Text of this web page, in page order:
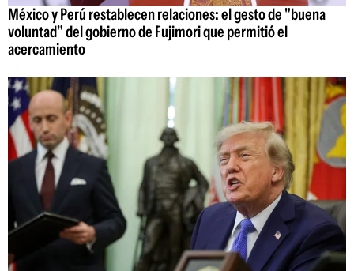
México y Perú restablecen relaciones: el gesto de "buena
voluntad" del gobierno de Fujimori que permitió el
acercamiento